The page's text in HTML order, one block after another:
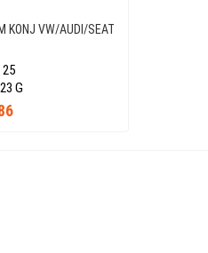
KONJ VW/AUDI/SEAT
G